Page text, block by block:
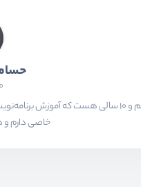
بیشتر از ۱۵ سال هست که در حال برنامه‌نویسی
خاصی دارم